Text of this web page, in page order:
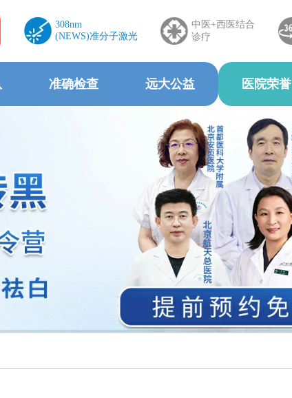
308nm
(NEWS)准分子激光
中医+西医结合
诊疗
准确检查 远大公益 医院荣誉